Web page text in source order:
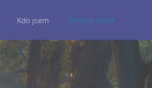
Kdo jsem Členské sekce